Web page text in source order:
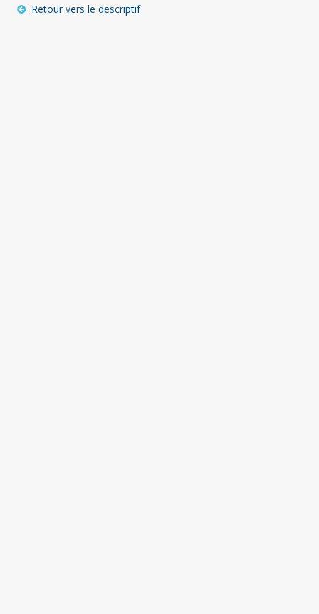
Retour vers le descriptif